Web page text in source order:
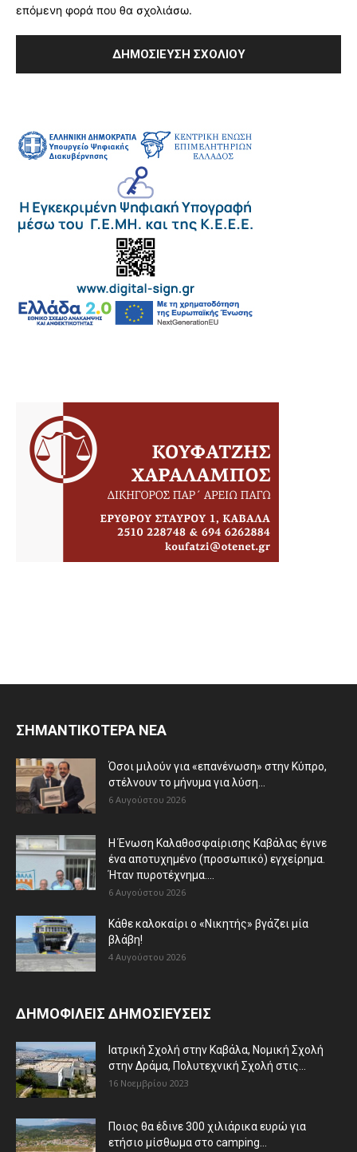
επόμενη φορά που θα σχολιάσω.
ΣΗΜΑΝΤΙΚΟΤΕΡΑ ΝΕΑ
Όσοι μιλούν για «επανένωση» στην Κύπρο,
στέλνουν το μήνυμα για λύση...
6 Αυγούστου 2026
Η Ένωση Καλαθοσφαίρισης Καβάλας έγινε
ένα αποτυχημένο (προσωπικό) εγχείρημα.
Ήταν πυροτέχνημα....
6 Αυγούστου 2026
Κάθε καλοκαίρι ο «Νικητής» βγάζει μία
βλάβη!
4 Αυγούστου 2026
ΔΗΜΟΦΙΛΕΙΣ ΔΗΜΟΣΙΕΥΣΕΙΣ
Ιατρική Σχολή στην Καβάλα, Νομική Σχολή
στην Δράμα, Πολυτεχνική Σχολή στις...
16 Νοεμβρίου 2023
Ποιος θα έδινε 300 χιλιάρικα ευρώ για
ετήσιο μίσθωμα στο camping...